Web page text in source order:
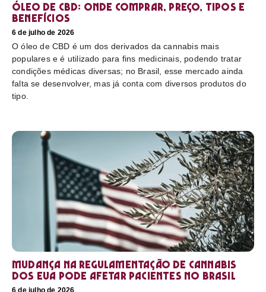
Óleo de CBD: Onde comprar, preço, tipos e
benefícios
6 de julho de 2026
O óleo de CBD é um dos derivados da cannabis mais
populares e é utilizado para fins medicinais, podendo tratar
condições médicas diversas; no Brasil, esse mercado ainda
falta se desenvolver, mas já conta com diversos produtos do
tipo.
Mudança na regulamentação de cannabis
dos EUA pode afetar pacientes no Brasil
6 de julho de 2026